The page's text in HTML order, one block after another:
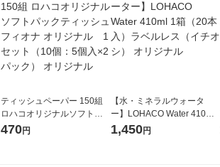
ティッシュペーパー 150組
ロハコオリジナルソフトパ
ックティッシュ フィオナ オ
470円
【水・ミネラルウォータ
ー】LOHACO Water 410ml
1箱（20本入）ラベルレス
1,450円